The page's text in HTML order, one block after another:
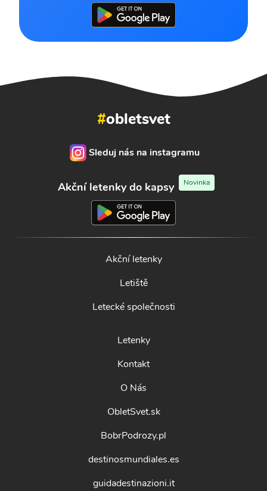
#obletsvet
Sleduj nás na instagramu
Akční letenky do kapsy Novinka
Akční letenky
Letiště
Letecké společnosti
Letenky
Kontakt
O Nás
ObletSvet.sk
BobrPodrozy.pl
destinosmundiales.es
guidadestinazioni.it